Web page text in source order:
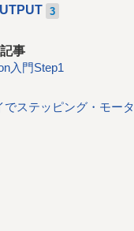
3
事
入門Step1
でステッピング・モータ